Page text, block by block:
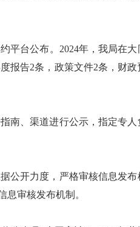
平台公布。2024年，我局在
报告2条，政策文件2条，财
南、渠道进行公示，指定专
公开力度，严格审核信息发
息审核发布机制。